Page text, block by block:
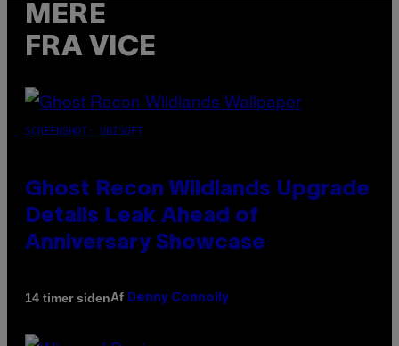
MERE
FRA VICE
SCREENSHOT: UBISOFT
Ghost Recon Wildlands Upgrade
Details Leak Ahead of
Anniversary Showcase
14 timer sidenAf Denny Connolly